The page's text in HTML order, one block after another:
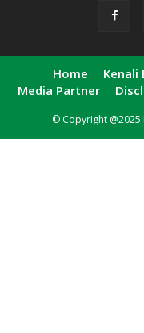
Home Kenali
Media Partner
© Copyright @2025